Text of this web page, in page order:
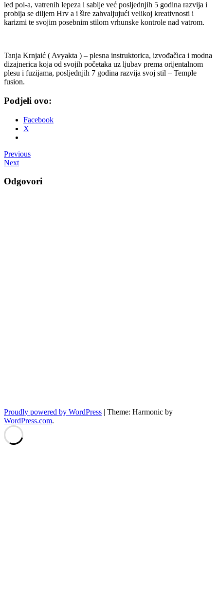
led poi-a, vatrenih lepeza i sablje već posljednjih 5 godina razvija i
probija se diljem Hrv a i šire zahvaljujući velikoj kreativnosti i
karizmi te svojim posebnim stilom vrhunske kontrole nad vatrom.
Tanja Krnjaić ( Avyakta ) – plesna instruktorica, izvođačica i modna
dizajnerica koja od svojih početaka uz ljubav prema orijentalnom
plesu i fuzijama, posljednjih 7 godina razvija svoj stil – Temple
fusion.
Podjeli ovo:
Facebook
X
Post
navigation
Previous
Next
Odgovori
Proudly powered by WordPress | Theme: Harmonic by
WordPress.com.